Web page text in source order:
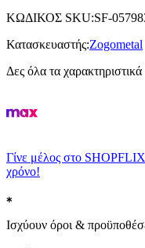
ΚΩΔΙΚΟΣ SKU:SF-
Κατασκευαστής:Zogometal
Δες όλα τα χαρακτηριστικά
Γίνε μέλος στο
χρόνο!
Ισχύουν όροι &